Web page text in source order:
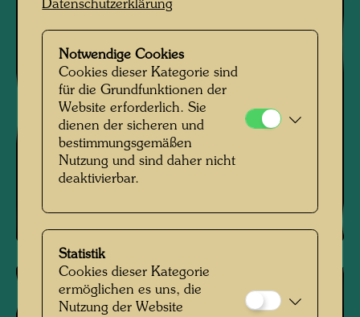
Datenschutzerklärung
Notwendige Cookies
Cookies dieser Kategorie sind
für die Grundfunktionen der
Website erforderlich. Sie
dienen der sicheren und
bestimmungsgemäßen
Nutzung und sind daher nicht
deaktivierbar.
Statistik
Cookies dieser Kategorie
ermöglichen es uns, die
Nutzung der Website